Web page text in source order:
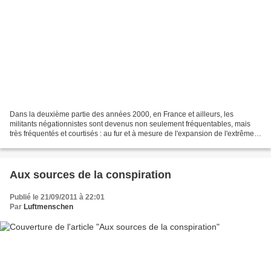
Dans la deuxième partie des années 2000, en France et ailleurs, les
militants négationnistes sont devenus non seulement fréquentables, mais
très fréquentés et courtisés : au fur et à mesure de l'expansion de l'extrême-
Aux sources de la conspiration
Publié le 21/09/2011 à 22:01
Par Luftmenschen